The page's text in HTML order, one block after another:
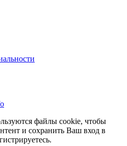
файлы cookie, чтобы
и сохранить Ваш вход в